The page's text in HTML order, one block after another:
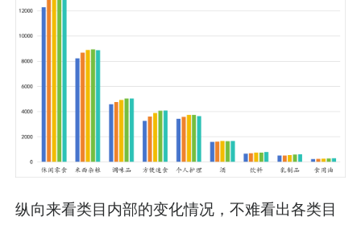
纵向来看类目内部的变化情况，不难看出各类目